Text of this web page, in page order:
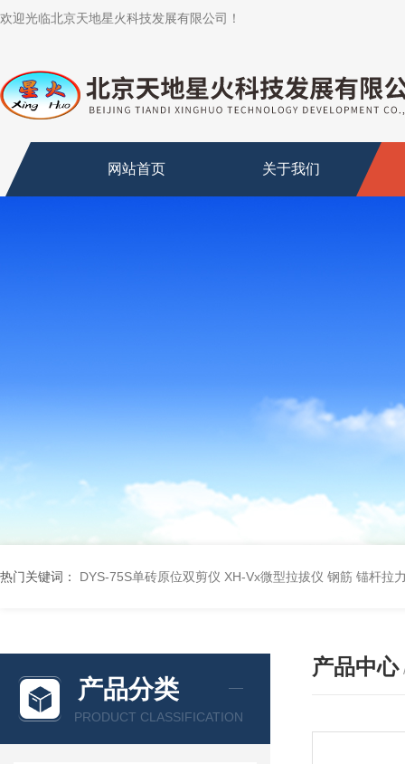
欢迎光临北京天地星火科技发展有限公司！
网站首页 关于我们
热门关键词： DYS-75S单砖原位双剪仪 XH-Vx微型拉拔仪 钢筋 锚杆拉
产品分类
PRODUCT CLASSIFICATION
产品中心